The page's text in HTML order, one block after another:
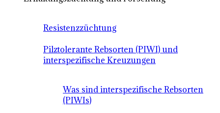
Resistenzzüchtung
Pilztolerante Rebsorten (PIWI) und
interspezifische Kreuzungen
Was sind interspezifische Rebsorten
(PIWIs)